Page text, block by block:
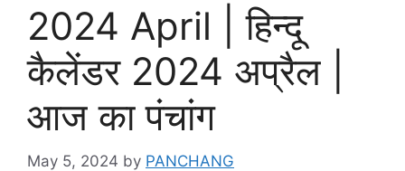
2024 April | हिन्दू
कैलेंडर 2024 अप्रैल |
आज का पंचांग
May 5, 2024 by PANCHANG